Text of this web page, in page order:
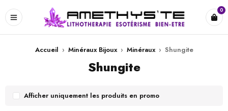
0
Accueil › Minéraux Bijoux › Minéraux › Shungite
Shungite
Afficher uniquement les produits en promo